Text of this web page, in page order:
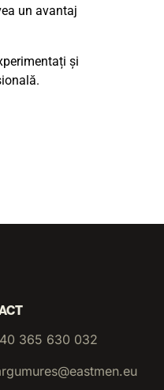
un avantaj
și
365 630 032